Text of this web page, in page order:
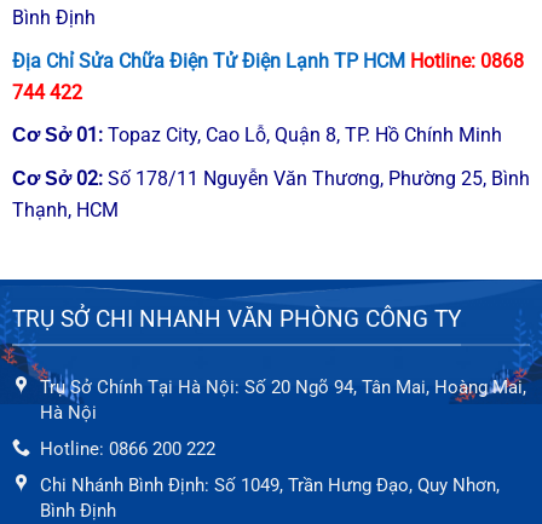
⇒ Sửa chữa điều hoà máy lạnh không
⇒ Sửa chữa điều hoà máy lạnh bị xì gas,
lạnh
⇒ Sửa chữa khắc phục tiếng kêu ồn trên
điều hoà máy lạnh
⇒ Sửa điện lạnh, sửa điều hoà máy lạnh
bị chảy nước
⇒ Sửa chữa điều hoà máy lạnh quá lạnh
không tự ngắt
Bình Định
Địa Chỉ Sửa Chữa Điện Tử Điện Lạnh TP HCM Hotline: 0868
744 422
Cơ Sở01: Topaz City, Cao Lỗ, Quận 8, TP. Hồ Chính Minh
Cơ Sở02: Số 178/11 Nguyễn Văn Thương, Phường 25, Bình
Thạnh, HCM
TRỤ SỞ CHI NHANH VĂN PHÒNG CÔNG TY
Trụ Sở Chính Tại Hà Nội: Số 20 Ngõ 94, Tân Mai, Hoàng Mai,
Hà Nội
Hotline: 0866 200 222
Chi Nhánh Bình Định: Số 1049, Trần Hưng Đạo, Quy Nhơn,
Bình Định